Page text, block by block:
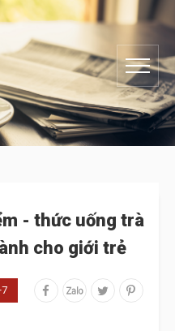
- thức uống trà
cho giới trẻ